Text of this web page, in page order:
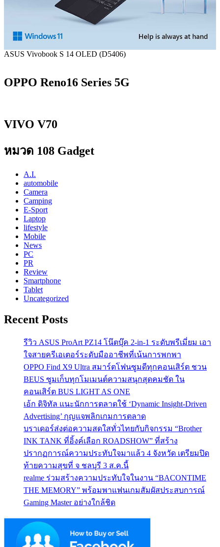
ASUS Vivobook S 14 OLED (D5406)
OPPO Reno16 Series 5G
VIVO V70
หมวด 108 Gadget
A.I.
automobile
Camera
Camping
E-Sport
Laptop
lifestyle
Mobile
News
PC
PR
Review
Smartphone
Tablet
Uncategorized
Recent Posts
รีวิว ASUS ProArt PZ14 โน๊ตบุ๊ค 2-in-1 ระดับพรีเมี่ยม เอา
ใจสายครีเอเตอร์ระดับมืออาชีพที่เน้นการพกพา
OPPO Find X9 Ultra สมาร์ตโฟนซูมดีทุกคอนเสิร์ต ชวน
BEUS ซูมเก็บทุกโมเมนต์ความสนุกสุดคมชัด ใน
คอนเสิร์ต BUS LIGHT AS ONE
เอ้ก ดิจิทัล แนะนักการตลาดใช้ ‘Dynamic Insight-Driven
Advertising’ กุญแจพลิกเกมการตลาด
บราเดอร์ส่งต่อความสดใสทั่วไทยกับกิจกรรม “Brother
INK TANK ที่อิ้งค์เลือก ROADSHOW” ที่สร้าง
ปรากฏการณ์ความประทับใจมาแล้ว 4 จังหวัด เตรียมปิด
ท้ายความสุขที่ จ ชลบุรี 3 ส.ค.นี้
realme ร่วมสร้างความประทับใจในงาน “BACONTIME
THE MEMORY” พร้อมพาแฟนเกมสัมผัสประสบการณ์
Gaming Master อย่างใกล้ชิด